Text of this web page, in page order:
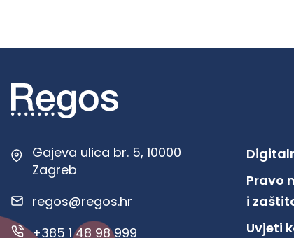
Gajeva ulica br. 5, 10000
Zagreb
regos@regos.hr
+385 1 48 98 999
Pravo
i
Uvjeti